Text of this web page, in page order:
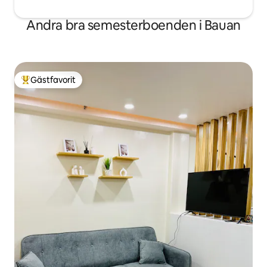
Andra bra semesterboenden i Bauan
Populär gästfavorit
Gästfavorit